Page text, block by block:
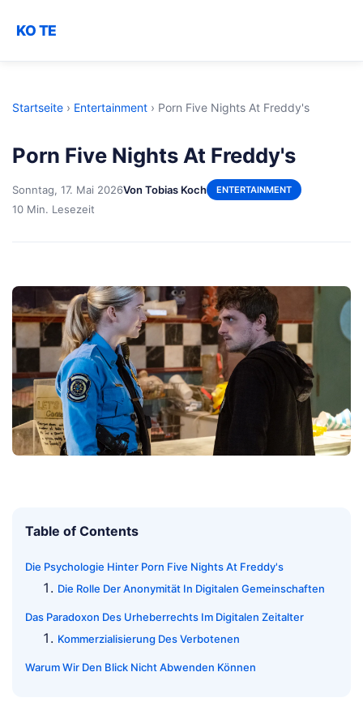
KO TE
Startseite › Entertainment › Porn Five Nights At Freddy's
Porn Five Nights At Freddy's
Sonntag, 17. Mai 2026Von Tobias Koch ENTERTAINMENT
10 Min. Lesezeit
Table of Contents
Die Psychologie Hinter Porn Five Nights At Freddy's
Die Rolle Der Anonymität In Digitalen Gemeinschaften
Das Paradoxon Des Urheberrechts Im Digitalen Zeitalter
Kommerzialisierung Des Verbotenen
Warum Wir Den Blick Nicht Abwenden Können